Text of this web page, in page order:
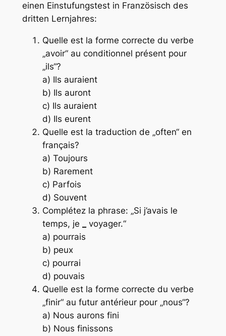
einen Einstufungstest in Französisch des
dritten Lernjahres:
Quelle est la forme correcte du verbe
„avoir“ au conditionnel présent pour
„ils“?
a) Ils auraient
b) Ils auront
c) Ils auraient
d) Ils eurent
Quelle est la traduction de „often“ en
français?
a) Toujours
b) Rarement
c) Parfois
d) Souvent
Complétez la phrase: „Si j’avais le
temps, je
voyager.“
a) pourrais
b) peux
c) pourrai
d) pouvais
Quelle est la forme correcte du verbe
„finir“ au futur antérieur pour „nous“?
a) Nous aurons fini
b) Nous finissons